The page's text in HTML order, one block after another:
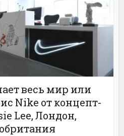
весь мир или
Nike от концепт-
Lee, Лондон,